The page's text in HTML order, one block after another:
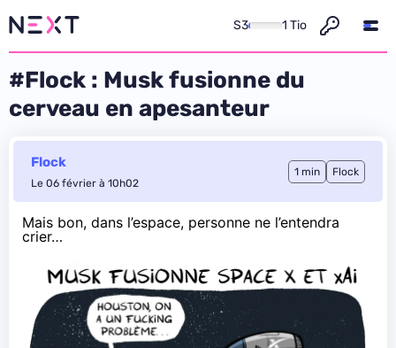
S3 1 Tio
#Flock : Musk fusionne du
cerveau en apesanteur
Flock
Le 06 février à 10h02
1 min Flock
Mais bon, dans l’espace, personne ne l’entendra
crier…